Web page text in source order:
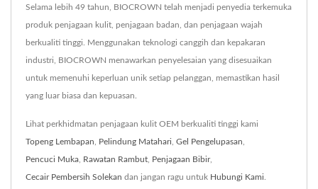
Selama lebih 49 tahun, BIOCROWN telah menjadi penyedia terkemuka
produk penjagaan kulit, penjagaan badan, dan penjagaan wajah
berkualiti tinggi. Menggunakan teknologi canggih dan kepakaran
industri, BIOCROWN menawarkan penyelesaian yang disesuaikan
untuk memenuhi keperluan unik setiap pelanggan, memastikan hasil
yang luar biasa dan kepuasan.
Lihat perkhidmatan penjagaan kulit OEM berkualiti tinggi kami
Topeng Lembapan, Pelindung Matahari, Gel Pengelupasan,
Pencuci Muka, Rawatan Rambut, Penjagaan Bibir,
Cecair Pembersih Solekan dan jangan ragu untuk Hubungi Kami.